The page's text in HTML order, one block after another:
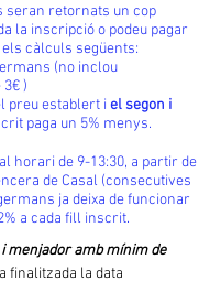
seran retornats un cop
la inscripció o podeu pagar
càlculs següents:
(no inclou
3€ )
preu establert i el segon i
paga un 5% menys.
horari de 9-13:30, a partir de
de Casal (consecutives
ja deixa de funcionar
a cada fill inscrit.
menjador amb mínim de
finalitzada la data